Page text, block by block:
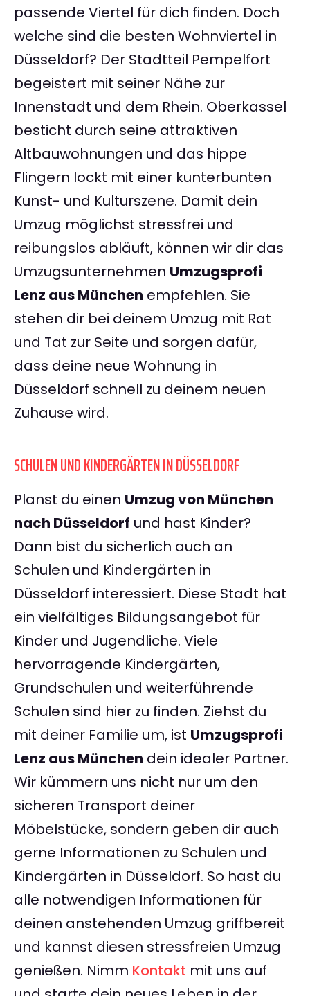
passende Viertel für dich finden. Doch
welche sind die besten Wohnviertel in
Düsseldorf? Der Stadtteil Pempelfort
begeistert mit seiner Nähe zur
Innenstadt und dem Rhein. Oberkassel
besticht durch seine attraktiven
Altbauwohnungen und das hippe
Flingern lockt mit einer kunterbunten
Kunst- und Kulturszene. Damit dein
Umzug möglichst stressfrei und
reibungslos abläuft, können wir dir das
Umzugsunternehmen Umzugsprofi
Lenz aus München empfehlen. Sie
stehen dir bei deinem Umzug mit Rat
und Tat zur Seite und sorgen dafür,
dass deine neue Wohnung in
Düsseldorf schnell zu deinem neuen
Zuhause wird.
SCHULEN UND KINDERGÄRTEN IN DÜSSELDORF
Planst du einen Umzug von München
nach Düsseldorf und hast Kinder?
Dann bist du sicherlich auch an
Schulen und Kindergärten in
Düsseldorf interessiert. Diese Stadt hat
ein vielfältiges Bildungsangebot für
Kinder und Jugendliche. Viele
hervorragende Kindergärten,
Grundschulen und weiterführende
Schulen sind hier zu finden. Ziehst du
mit deiner Familie um, ist Umzugsprofi
Lenz aus München dein idealer Partner.
Wir kümmern uns nicht nur um den
sicheren Transport deiner
Möbelstücke, sondern geben dir auch
gerne Informationen zu Schulen und
Kindergärten in Düsseldorf. So hast du
alle notwendigen Informationen für
deinen anstehenden Umzug griffbereit
und kannst diesen stressfreien Umzug
genießen. Nimm Kontakt mit uns auf